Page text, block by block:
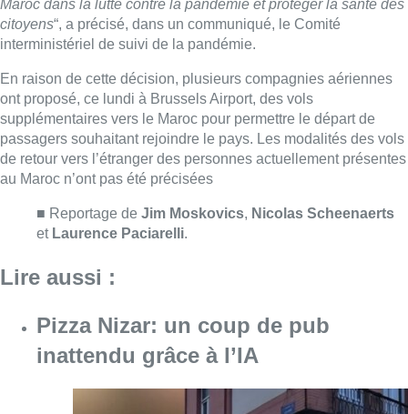
Lire aussi :
Pizza Nizar: un coup de pub
inattendu grâce à l’IA